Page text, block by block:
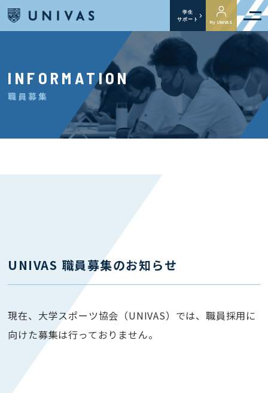
学生
サポート
My UNIVAS
INFORMATION
職員募集
UNIVAS 職員募集のお知らせ
現在、大学スポーツ協会（UNIVAS）では、職員採用に
向けた募集は行っておりません。